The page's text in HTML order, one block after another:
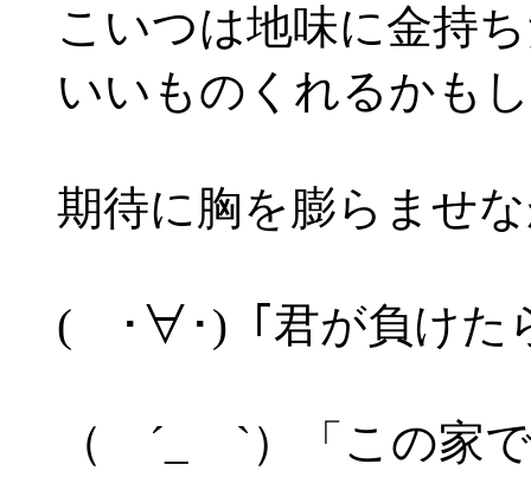
こいつは地味に金持
いいものくれるかも
期待に胸を膨らませ
( ･∀･)「君が負けた
（ ´_ゝ`）「この家